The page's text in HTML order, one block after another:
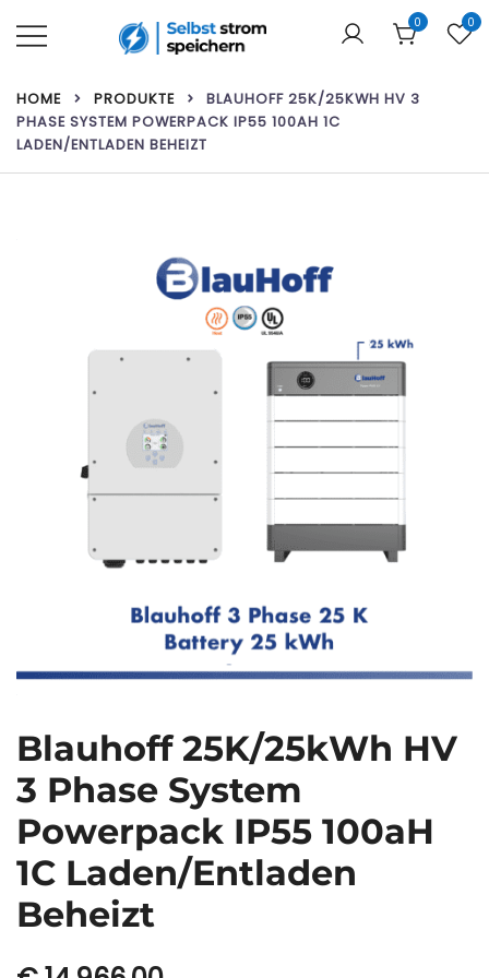
Inhalt
Solarmodule!
0 0
HOME PRODUKTE
BLAUHOFF 25K/25KWH HV 3
PHASE SYSTEM POWERPACK IP55 100AH 1C
LADEN/ENTLADEN BEHEIZT
Blauhoff 25K/25kWh HV
3 Phase System
Powerpack IP55 100aH
1C Laden/Entladen
Beheizt